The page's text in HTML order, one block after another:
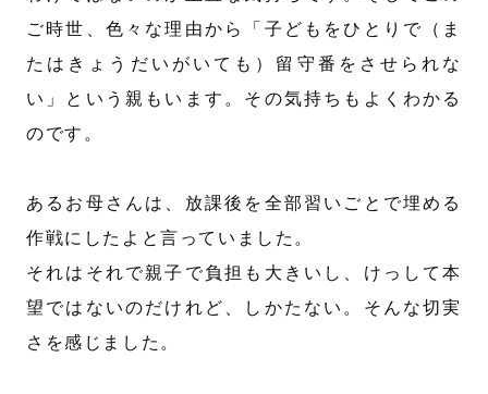
ご時世、色々な理由から「子どもをひとりで（ま
たはきょうだいがいても）留守番をさせられな
い」という親もいます。その気持ちもよくわかる
のです。
あるお母さんは、放課後を全部習いごとで埋める
作戦にしたよと言っていました。
それはそれで親子で負担も大きいし、けっして本
望ではないのだけれど、しかたない。そんな切実
さを感じました。